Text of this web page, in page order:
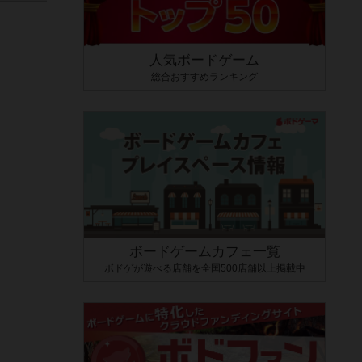
人気ボードゲーム
総合おすすめランキング
ボードゲームカフェ一覧
ボドゲが遊べる店舗を全国500店舗以上掲載中